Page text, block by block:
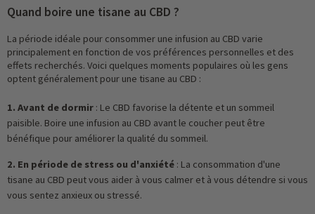
Quand boire une tisane au CBD ?
La période idéale pour consommer une infusion au CBD varie
principalement en fonction de vos préférences personnelles et des
effets recherchés. Voici quelques moments populaires où les gens
optent généralement pour une tisane au CBD :
1. Avant de dormir : Le CBD favorise la détente et un sommeil
paisible. Boire une infusion au CBD avant le coucher peut être
bénéfique pour améliorer la qualité du sommeil.
2. En période de stress ou d'anxiété : La consommation d'une
tisane au CBD peut vous aider à vous calmer et à vous détendre si vous
vous sentez anxieux ou stressé.